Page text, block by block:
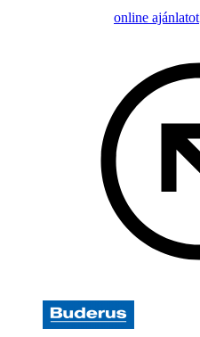
online ajánlatot